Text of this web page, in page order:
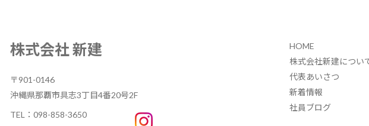
株式会社 新建
〒901-0146
沖縄県那覇市具志3丁目4番20号2F
TEL： 098-858-3650
HOME
株式会社新建につい
代表あいさつ
新着情報
社員ブログ